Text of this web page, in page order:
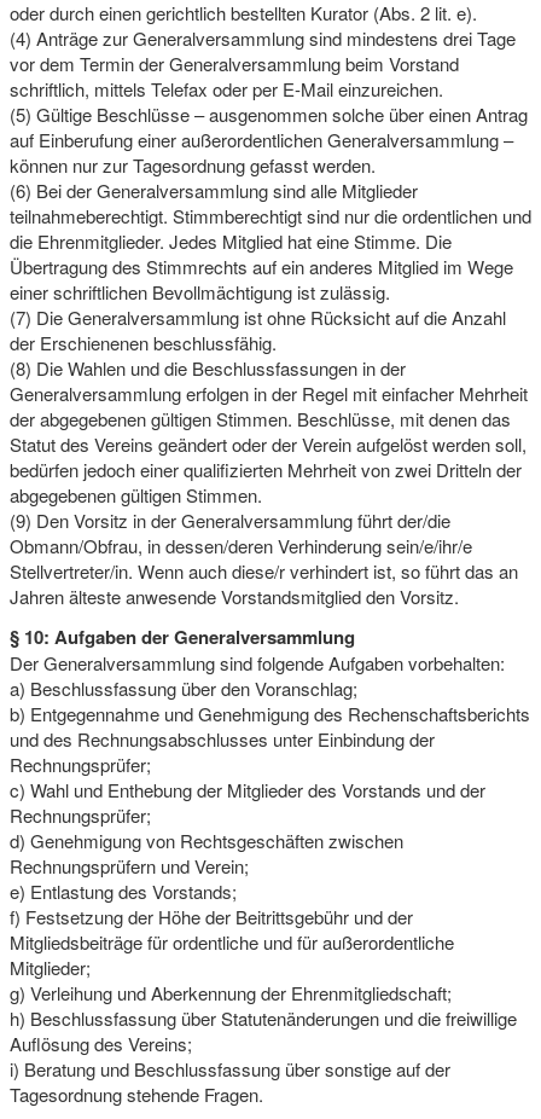
oder durch einen gerichtlich bestellten Kurator (Abs. 2 lit. e).
(4) Anträge zur Generalversammlung sind mindestens drei Tage
vor dem Termin der Generalversammlung beim Vorstand
schriftlich, mittels Telefax oder per E-Mail einzureichen.
(5) Gültige Beschlüsse – ausgenommen solche über einen Antrag
auf Einberufung einer außerordentlichen Generalversammlung –
können nur zur Tagesordnung gefasst werden.
(6) Bei der Generalversammlung sind alle Mitglieder
teilnahmeberechtigt. Stimmberechtigt sind nur die ordentlichen und
die Ehrenmitglieder. Jedes Mitglied hat eine Stimme. Die
Übertragung des Stimmrechts auf ein anderes Mitglied im Wege
einer schriftlichen Bevollmächtigung ist zulässig.
(7) Die Generalversammlung ist ohne Rücksicht auf die Anzahl
der Erschienenen beschlussfähig.
(8) Die Wahlen und die Beschlussfassungen in der
Generalversammlung erfolgen in der Regel mit einfacher Mehrheit
der abgegebenen gültigen Stimmen. Beschlüsse, mit denen das
Statut des Vereins geändert oder der Verein aufgelöst werden soll,
bedürfen jedoch einer qualifizierten Mehrheit von zwei Dritteln der
abgegebenen gültigen Stimmen.
(9) Den Vorsitz in der Generalversammlung führt der/die
Obmann/Obfrau, in dessen/deren Verhinderung sein/e/ihr/e
Stellvertreter/in. Wenn auch diese/r verhindert ist, so führt das an
Jahren älteste anwesende Vorstandsmitglied den Vorsitz.
§ 10: Aufgaben der Generalversammlung
Der Generalversammlung sind folgende Aufgaben vorbehalten:
a) Beschlussfassung über den Voranschlag;
b) Entgegennahme und Genehmigung des Rechenschaftsberichts
und des Rechnungsabschlusses unter Einbindung der
Rechnungsprüfer;
c) Wahl und Enthebung der Mitglieder des Vorstands und der
Rechnungsprüfer;
d) Genehmigung von Rechtsgeschäften zwischen
Rechnungsprüfern und Verein;
e) Entlastung des Vorstands;
f) Festsetzung der Höhe der Beitrittsgebühr und der
Mitgliedsbeiträge für ordentliche und für außerordentliche
Mitglieder;
g) Verleihung und Aberkennung der Ehrenmitgliedschaft;
h) Beschlussfassung über Statutenänderungen und die freiwillige
Auflösung des Vereins;
i) Beratung und Beschlussfassung über sonstige auf der
Tagesordnung stehende Fragen.